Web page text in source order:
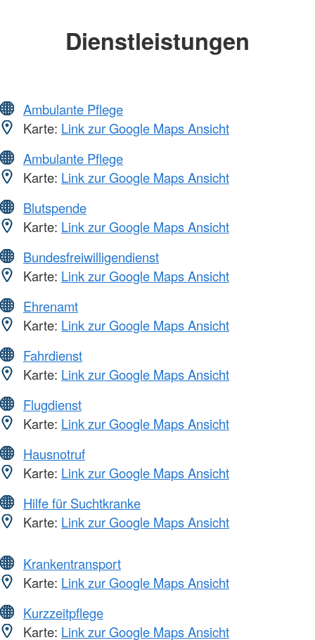
Dienstleistungen
Ambulante Pflege
Karte: Link zur Google Maps Ansicht
Ambulante Pflege
Karte: Link zur Google Maps Ansicht
Blutspende
Karte: Link zur Google Maps Ansicht
Bundesfreiwilligendienst
Karte: Link zur Google Maps Ansicht
Ehrenamt
Karte: Link zur Google Maps Ansicht
Fahrdienst
Karte: Link zur Google Maps Ansicht
Flugdienst
Karte: Link zur Google Maps Ansicht
Hausnotruf
Karte: Link zur Google Maps Ansicht
Hilfe für Suchtkranke
Karte: Link zur Google Maps Ansicht
Krankentransport
Karte: Link zur Google Maps Ansicht
Kurzzeitpflege
Karte: Link zur Google Maps Ansicht